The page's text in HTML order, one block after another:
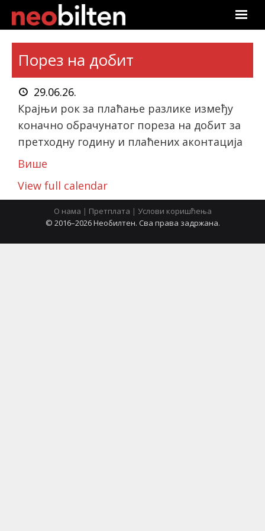
Почетна
Претрага
Актуелно
Подаци
Линкови
О нама
Претплата
Пријава
Порез на добит
29.06.26.
Крајњи рок за плаћање разлике између
коначно обрачунатог пореза на добит за
претходну годину и плаћених аконтација
Више
View full calendar
О нама | Претплата | Услови коришћења
© 2016–2026 Необилтен. Сва права задржана.